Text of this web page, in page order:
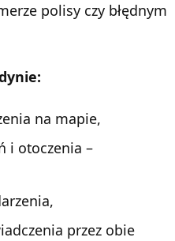
polisy czy błędnym
na mapie,
i otoczenia –
przez obie